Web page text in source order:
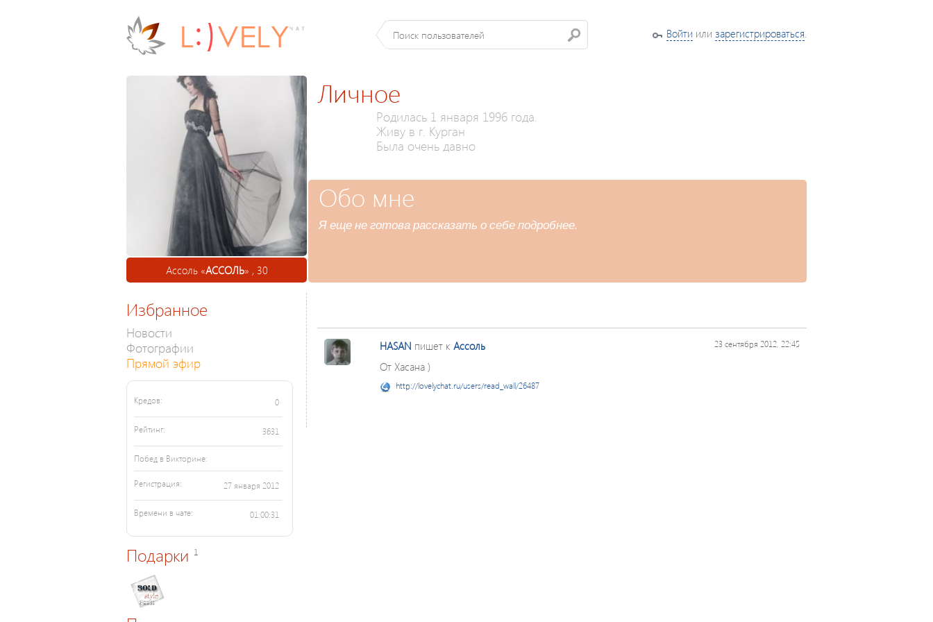
Войти или зарегистрироваться.
Ассоль «АССОЛЬ» , 30
Личное
Родилась 1 января 1996 года.
Живу в г. Курган
Была очень давно
Обо мне
Я еще не готова рассказать о себе подробнее.
Избранное
Новости
Фотографии
Прямой эфир
Кредов: 0
Рейтинг: 3631
Побед в Викторине:
Регистрация: 27 января 2012
Времени в чате: 01:00:31
Подарки 1
HASAN пишет к Ассоль 23 сентября 2012, 22:45
От Хасана )
http://lovelychat.ru/users/read_wall/26487